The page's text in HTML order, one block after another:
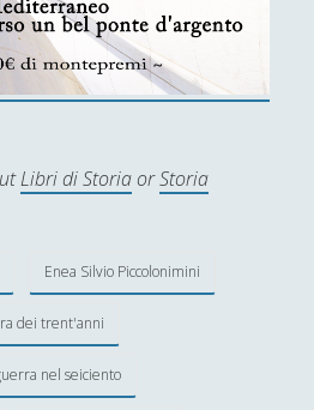
Libri di StoriaorStoria
Enea Silvio Piccolonimini
dei trent'anni
nel seiciento